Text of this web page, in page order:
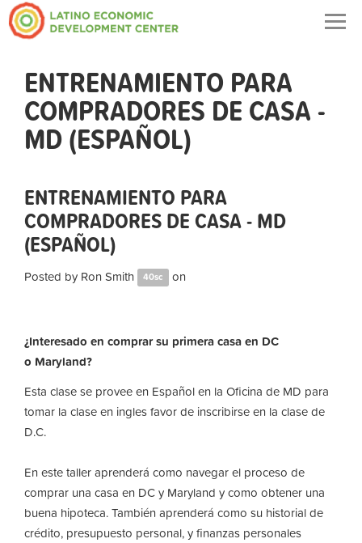
ENTRENAMIENTO PARA
COMPRADORES DE CASA -
MD (ESPAÑOL)
ENTRENAMIENTO PARA
COMPRADORES DE CASA - MD
(ESPAÑOL)
Posted by Ron Smith 40sc on
¿Interesado en comprar su primera casa en DC
o Maryland?
Esta clase se provee en Español en la Oficina de MD para
tomar la clase en ingles favor de inscribirse en la clase de
D.C.
En este taller aprenderá como navegar el proceso de
comprar una casa en DC y Maryland y como obtener una
buena hipoteca. También aprenderá como su historial de
crédito, presupuesto personal, y finanzas personales